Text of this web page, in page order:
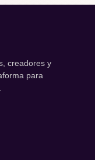
creadores y
para